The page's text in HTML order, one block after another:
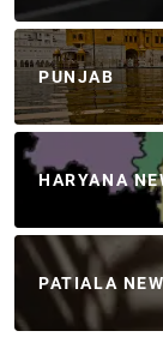
PUNJAB
HARYANA
PATIALA